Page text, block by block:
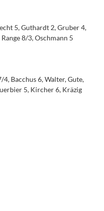
5, Guthardt 2, Gruber 4,
8/3, Oschmann 5
4, Bacchus 6, Walter, Gute,
5, Kircher 6, Kräzig